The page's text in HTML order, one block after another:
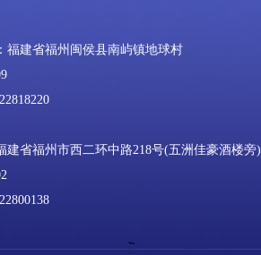
福建省福州闽侯县南屿镇地球村
建省福州市西二环中路218号(五洲佳豪酒楼旁)